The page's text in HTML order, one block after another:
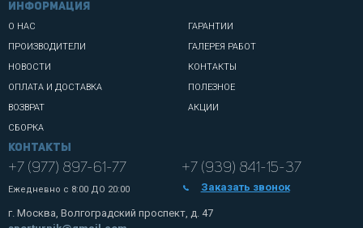
информация
О НАС
ПРОИЗВОДИТЕЛИ
НОВОСТИ
ОПЛАТА И ДОСТАВКА
ВОЗВРАТ
СБОРКА
ГАРАНТИИ
ГАЛЕРЕЯ РАБОТ
КОНТАКТЫ
ПОЛЕЗНОЕ
АКЦИИ
Контакты
+7 (977) 897-61-77
Ежедневно с 8:00 ДО 20:00
+7 (939) 841-15-37
Заказать звонок
г. Москва, Волгоградский проспект, д. 47